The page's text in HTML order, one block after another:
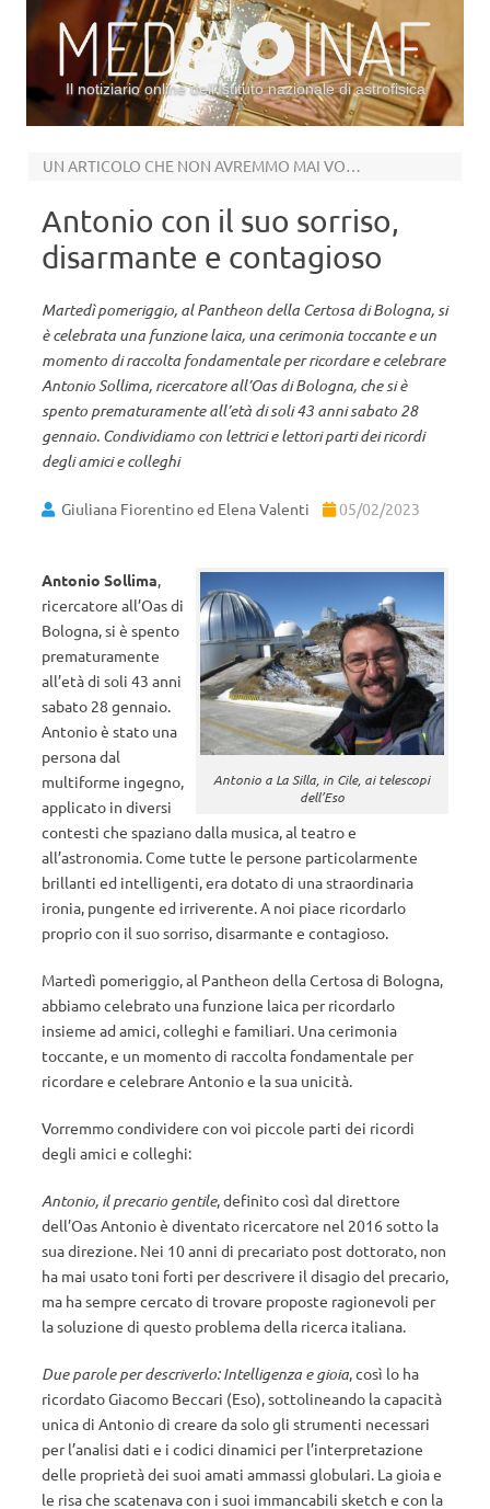
Il notiziario online dell’Istituto nazionale di astrofisica
UN ARTICOLO CHE NON AVREMMO MAI VOLUTO SCRIVERE
Antonio con il suo sorriso,
disarmante e contagioso
Martedì pomeriggio, al Pantheon della Certosa di Bologna, si
è celebrata una funzione laica, una cerimonia toccante e un
momento di raccolta fondamentale per ricordare e celebrare
Antonio Sollima, ricercatore all’Oas di Bologna, che si è
spento prematuramente all’età di soli 43 anni sabato 28
gennaio. Condividiamo con lettrici e lettori parti dei ricordi
degli amici e colleghi
Giuliana Fiorentino ed Elena Valenti 05/02/2023
Antonio a La Silla, in Cile, ai telescopi
dell’Eso
Antonio Sollima,
ricercatore all’Oas di
Bologna, si è spento
prematuramente
all’età di soli 43 anni
sabato 28 gennaio.
Antonio è stato una
persona dal
multiforme ingegno,
applicato in diversi
contesti che spaziano dalla musica, al teatro e
all’astronomia. Come tutte le persone particolarmente
brillanti ed intelligenti, era dotato di una straordinaria
ironia, pungente ed irriverente. A noi piace ricordarlo
proprio con il suo sorriso, disarmante e contagioso.
Martedì pomeriggio, al Pantheon della Certosa di Bologna,
abbiamo celebrato una funzione laica per ricordarlo
insieme ad amici, colleghi e familiari. Una cerimonia
toccante, e un momento di raccolta fondamentale per
ricordare e celebrare Antonio e la sua unicità.
Vorremmo condividere con voi piccole parti dei ricordi
degli amici e colleghi:
Antonio, il precario gentile, definito così dal direttore
dell’Oas Antonio è diventato ricercatore nel 2016 sotto la
sua direzione. Nei 10 anni di precariato post dottorato, non
ha mai usato toni forti per descrivere il disagio del precario,
ma ha sempre cercato di trovare proposte ragionevoli per
la soluzione di questo problema della ricerca italiana.
Due parole per descriverlo: Intelligenza e gioia, così lo ha
ricordato Giacomo Beccari (Eso), sottolineando la capacità
unica di Antonio di creare da solo gli strumenti necessari
per l’analisi dati e i codici dinamici per l’interpretazione
delle proprietà dei suoi amati ammassi globulari. La gioia e
le risa che scatenava con i suoi immancabili sketch e con la